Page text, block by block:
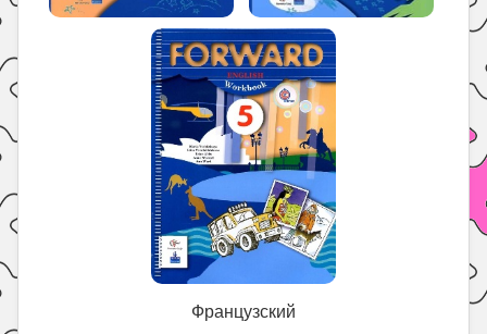
Французский